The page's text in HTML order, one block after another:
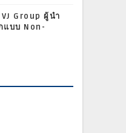
Group ผู้นำ
แบบ Non-